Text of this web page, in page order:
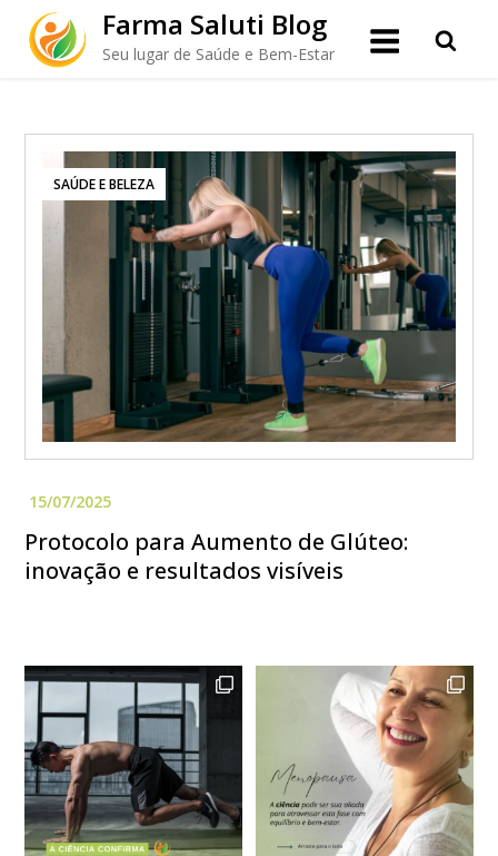
content
Farma Saluti Blog
Seu lugar de Saúde e Bem-Estar
SAÚDE E BELEZA
Protocolo para Aumento de Glúteo:
inovação e resultados visíveis